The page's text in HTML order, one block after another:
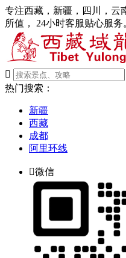
专注西藏，新疆，四川，云
所值， 24小时客服贴心服务

热门搜索：
新疆
西藏
成都
阿里环线
微信